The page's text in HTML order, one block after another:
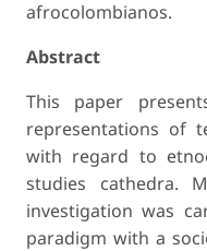
afrocolombianos.
Abstract
This paper
representations of
with regard to
studies cathedra.
investigation was
paradigm with a